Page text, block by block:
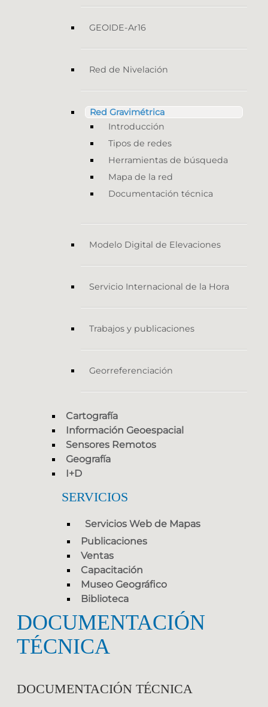
GEOIDE-Ar16
Red de Nivelación
Red Gravimétrica
Introducción
Tipos de redes
Herramientas de búsqueda
Mapa de la red
Documentación técnica
Modelo Digital de Elevaciones
Servicio Internacional de la Hora
Trabajos y publicaciones
Georreferenciación
Cartografía
Información Geoespacial
Sensores Remotos
Geografía
I+D
SERVICIOS
Servicios Web de Mapas
Publicaciones
Ventas
Capacitación
Museo Geográfico
Biblioteca
DOCUMENTACIÓN
TÉCNICA
DOCUMENTACIÓN TÉCNICA